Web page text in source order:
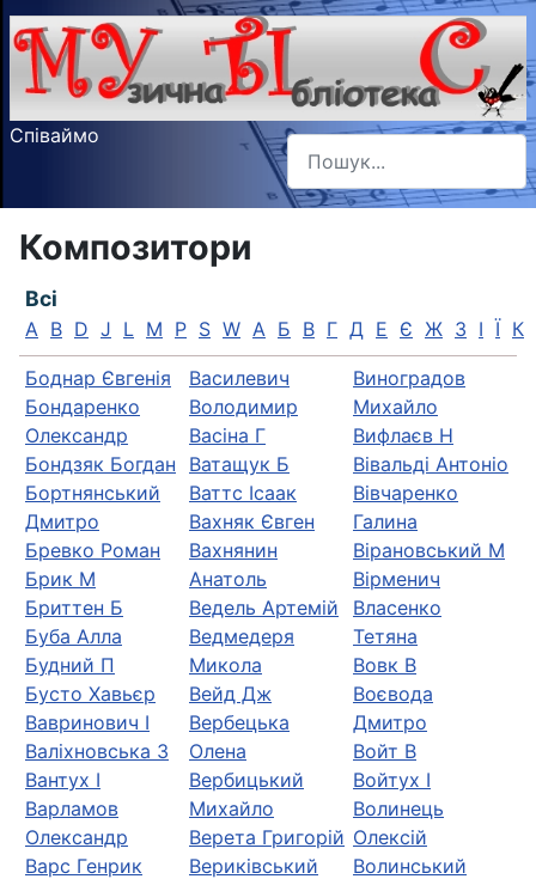
Співаймо Пошук
Type 2 or more characters
Композитори
Всі
A B D J L M P S W А Б В Г Д Е Є Ж З І Ї К
Боднар Євгенія
Бондаренко
Олександр
Бондзяк Богдан
Бортнянський
Дмитро
Бревко Роман
Брик М
Бриттен Б
Буба Алла
Будний П
Бусто Хавьєр
Вавринович І
Валіхновська З
Вантух І
Варламов
Олександр
Варс Генрик
Василевич
Володимир
Васіна Г
Ватащук Б
Ваттс Ісаак
Вахняк Євген
Вахнянин
Анатоль
Ведель Артемій
Ведмедеря
Микола
Вейд Дж
Вербецька
Олена
Вербицький
Михайло
Верета Григорій
Вериківський
Виноградов
Михайло
Вифлаєв Н
Вівальді Антоніо
Вівчаренко
Галина
Вірановський М
Вірменич
Власенко
Тетяна
Вовк В
Воєвода
Дмитро
Войт В
Войтух І
Волинець
Олексій
Волинський